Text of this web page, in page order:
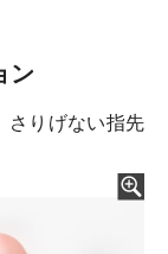
ン
さりげない指先